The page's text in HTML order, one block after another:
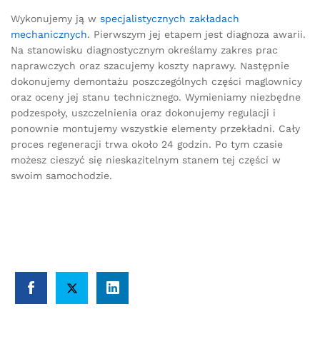
Wykonujemy ją w specjalistycznych zakładach
mechanicznych. Pierwszym jej etapem jest diagnoza awarii.
Na stanowisku diagnostycznym określamy zakres prac
naprawczych oraz szacujemy koszty naprawy. Następnie
dokonujemy demontażu poszczególnych części maglownicy
oraz oceny jej stanu technicznego. Wymieniamy niezbędne
podzespoły, uszczelnienia oraz dokonujemy regulacji i
ponownie montujemy wszystkie elementy przekładni. Cały
proces regeneracji trwa około 24 godzin. Po tym czasie
możesz cieszyć się nieskazitelnym stanem tej części w
swoim samochodzie.